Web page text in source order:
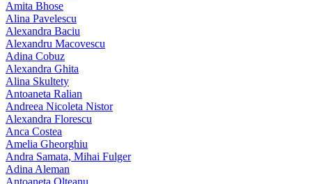
Amita Bhose
Alina Pavelescu
Alexandra Baciu
Alexandru Macovescu
Adina Cobuz
Alexandra Ghita
Alina Skultety
Antoaneta Ralian
Andreea Nicoleta Nistor
Alexandra Florescu
Anca Costea
Amelia Gheorghiu
Andra Samata, Mihai Fulger
Adina Aleman
Antoaneta Olteanu